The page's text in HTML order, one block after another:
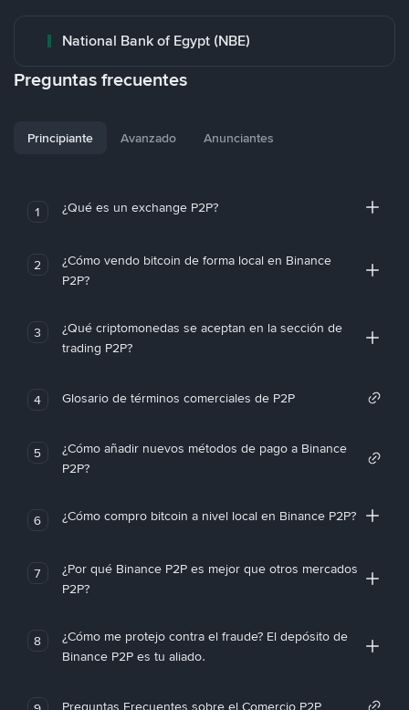
National Bank of Egypt (NBE)
Preguntas frecuentes
Principiante Avanzado Anunciantes
1 ¿Qué es un exchange P2P?
2
¿Cómo vendo bitcoin de forma local en Binance
P2P?
3
¿Qué criptomonedas se aceptan en la sección de
trading P2P?
4 Glosario de términos comerciales de P2P
5
¿Cómo añadir nuevos métodos de pago a Binance
P2P?
6 ¿Cómo compro bitcoin a nivel local en Binance P2P?
7
¿Por qué Binance P2P es mejor que otros mercados
P2P?
8
¿Cómo me protejo contra el fraude? El depósito de
Binance P2P es tu aliado.
Preguntas Frecuentes sobre el Comercio P2P